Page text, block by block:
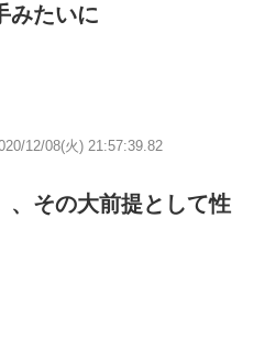
みたいに
12/08(火) 21:57:39.82
、その大前提として性